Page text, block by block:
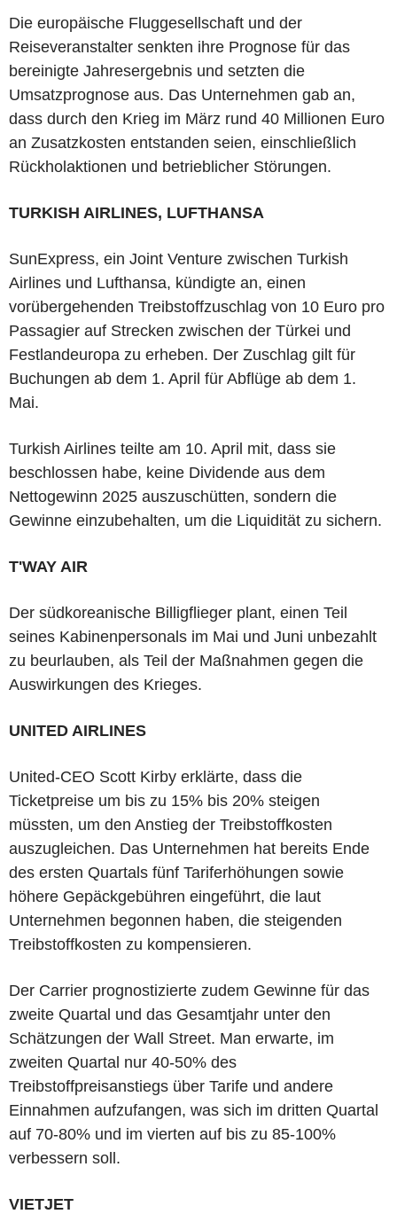
Die europäische Fluggesellschaft und der
Reiseveranstalter senkten ihre Prognose für das
bereinigte Jahresergebnis und setzten die
Umsatzprognose aus. Das Unternehmen gab an,
dass durch den Krieg im März rund 40 Millionen Euro
an Zusatzkosten entstanden seien, einschließlich
Rückholaktionen und betrieblicher Störungen.
TURKISH AIRLINES, LUFTHANSA
SunExpress, ein Joint Venture zwischen Turkish
Airlines und Lufthansa, kündigte an, einen
vorübergehenden Treibstoffzuschlag von 10 Euro pro
Passagier auf Strecken zwischen der Türkei und
Festlandeuropa zu erheben. Der Zuschlag gilt für
Buchungen ab dem 1. April für Abflüge ab dem 1.
Mai.
Turkish Airlines teilte am 10. April mit, dass sie
beschlossen habe, keine Dividende aus dem
Nettogewinn 2025 auszuschütten, sondern die
Gewinne einzubehalten, um die Liquidität zu sichern.
T'WAY AIR
Der südkoreanische Billigflieger plant, einen Teil
seines Kabinenpersonals im Mai und Juni unbezahlt
zu beurlauben, als Teil der Maßnahmen gegen die
Auswirkungen des Krieges.
UNITED AIRLINES
United-CEO Scott Kirby erklärte, dass die
Ticketpreise um bis zu 15% bis 20% steigen
müssten, um den Anstieg der Treibstoffkosten
auszugleichen. Das Unternehmen hat bereits Ende
des ersten Quartals fünf Tariferhöhungen sowie
höhere Gepäckgebühren eingeführt, die laut
Unternehmen begonnen haben, die steigenden
Treibstoffkosten zu kompensieren.
Der Carrier prognostizierte zudem Gewinne für das
zweite Quartal und das Gesamtjahr unter den
Schätzungen der Wall Street. Man erwarte, im
zweiten Quartal nur 40-50% des
Treibstoffpreisanstiegs über Tarife und andere
Einnahmen aufzufangen, was sich im dritten Quartal
auf 70-80% und im vierten auf bis zu 85-100%
verbessern soll.
VIETJET